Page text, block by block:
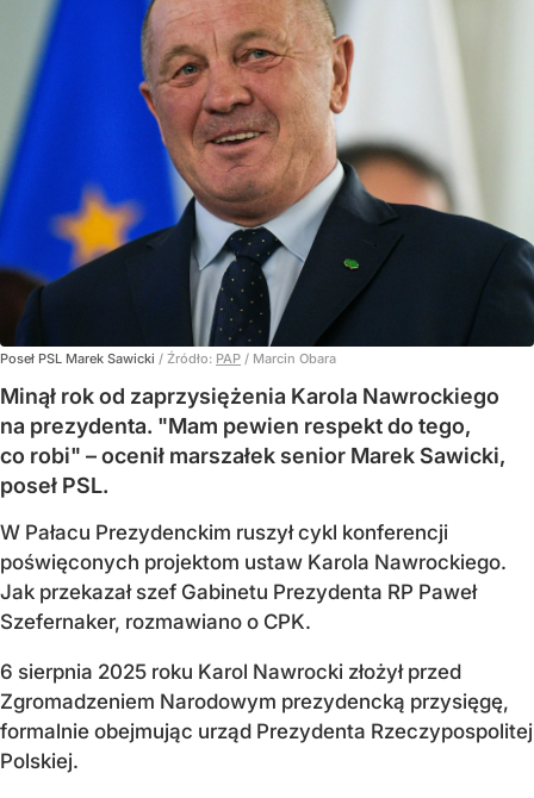
Poseł PSL Marek Sawicki / Źródło: PAP / Marcin Obara
Minął rok od zaprzysiężenia Karola Nawrockiego
na prezydenta. "Mam pewien respekt do tego,
co robi" – ocenił marszałek senior Marek Sawicki,
poseł PSL.
W Pałacu Prezydenckim ruszył cykl konferencji
poświęconych projektom ustaw Karola Nawrockiego.
Jak przekazał szef Gabinetu Prezydenta RP Paweł
Szefernaker, rozmawiano o CPK.
6 sierpnia 2025 roku Karol Nawrocki złożył przed
Zgromadzeniem Narodowym prezydencką przysięgę,
formalnie obejmując urząd Prezydenta Rzeczypospolitej
Polskiej.